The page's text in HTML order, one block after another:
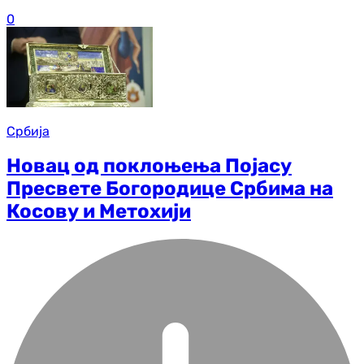
0
Србија
Новац од поклоњења Појасу
Пресвете Богородице Србима на
Косову и Метохији